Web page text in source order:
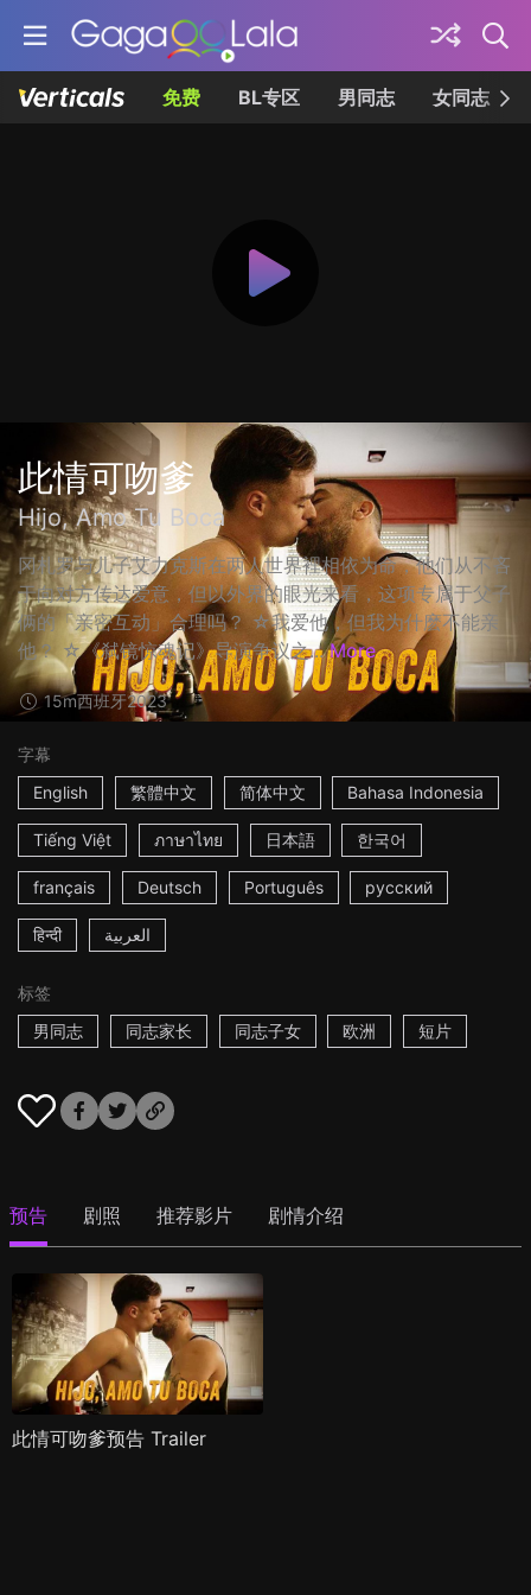
免费 BL专区 男同志 女同志
此情可吻爹
Hijo, Amo Tu Boca
冈札罗与儿子艾力克斯在两人世界裡相依为命，他们从不吝
于向对方传达爱意，但以外界的眼光来看，这项专属于父子
俩的「亲密互动」合理吗？ ☆我爱他，但我为什麽不能亲
他？ ☆《弑镜惊魂记》导演争议之... More
15m西班牙2023
字幕
English
繁體中文 简体中文 Bahasa Indonesia
Tiếng Việt ภาษาไทย 日本語 한국어
français Deutsch Português русский
हिन्दी العربية
标签
男同志
同志家长 同志子女 欧洲 短片
预告 剧照 推荐影片 剧情介绍
此情可吻爹预告 Trailer